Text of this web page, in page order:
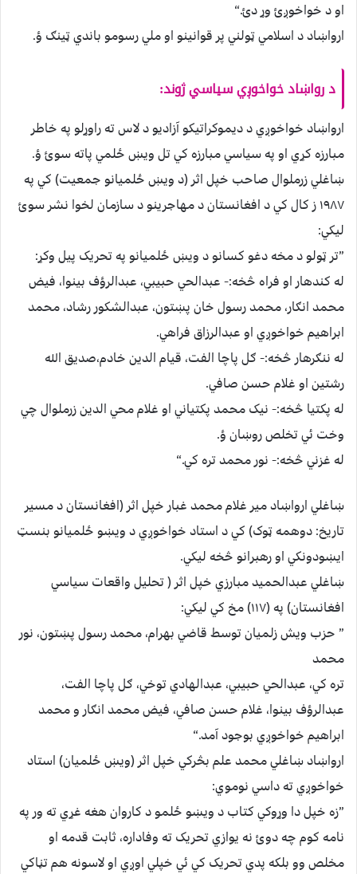
او د خواخوږئ وړ دئ.“
ارواښاد د اسلامي ټولني پر قوانينو او ملي رسومو باندي ټينګ ؤ.
د رواښاد خواخوږي سياسي ژوند:
ارواښاد خواخوږي د ديموکراتيکو آزاديو د لاس ته راوړلو په خاطر
مبارزه کړي او په سياسي مبارزه کي تل ويښ ځلمي پاته سوئ ؤ.
ښاغلي زرملوال صاحب خپل اثر (د ويښ ځلميانو جمعيت) کي په
١٩٨٧ ز کال کي د افغانستان د مهاجرينو د سازمان لخوا نشر سوئ
ليکي:
”تر ټولو د مخه دغو کسانو د ويښ ځلميانو په تحريک پيل وکړ:
له کندهار او فراه څخه:- عبدالحي حبيبي، عبدالرؤف بينوا، فيض
محمد انګار، محمد رسول خان پښتون، عبدالشکور رشاد، محمد
ابراهيم خواخوږي او عبدالرزاق فراهي.
له ننګرهار څخه:- ګل پاچا الفت، قيام الدين خادم،صديق الله
رشتين او غلام حسن صافي.
له پکتيا څخه:- نيک محمد پکتياني او غلام محي الدين زرملوال چي
وخت ئي تخلص روښان ؤ.
له غزني څخه:- نور محمد تره کي.“
ښاغلي ارواښاد مير غلام محمد غبار خپل اثر (افغانستان د مسير
تاريخ: دوهمه ټوک) کي د استاد خواخوږي د ويښو ځلميانو بنسټ
ايښودونکي او رهبرانو څخه ليکي.
ښاغلي عبدالحميد مبارزي خپل اثر ( تحليل واقعات سياسي
افغانستان) په (١١٧) مخ کي ليکي:
” حزب ويش زلميان توسط قاضي بهرام، محمد رسول پښتون، نور
محمد
تره کي، عبدالحي حبيبي، عبدالهادي توخي، ګل پاچا الفت،
عبدالرؤف بينوا، غلام حسن صافي، فيض محمد انګار و محمد
ابراهيم خواخوږي بوجود آمد.“
ارواښاد ښاغلي محمد علم بڅرکي خپل اثر (ويښ ځلميان) استاد
خواخوږي ته داسي نوموي:
”زه خپل دا وړوکي کتاب د ويښو ځلمو د کاروان هغه غړي ته ور په
نامه کوم چه دوئ نه يوازي تحريک ته وفاداره، ثابت قدمه او
مخلص وو بلکه پدي تحريک کي ئي خپلي اوږي او لاسونه هم تڼاکي